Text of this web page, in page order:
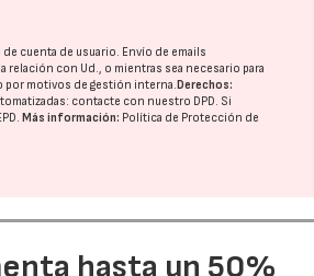
cuenta de usuario. Envío de emails
relación con Ud., o mientras sea necesario para
por motivos de gestión interna. Derechos:
contacte con nuestro DPD. Si
. Más información: Política de Protección de
hasta un 50%